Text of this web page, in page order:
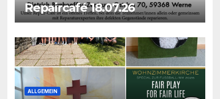
Repaircafé 18.07.26
ALLGEMEIN